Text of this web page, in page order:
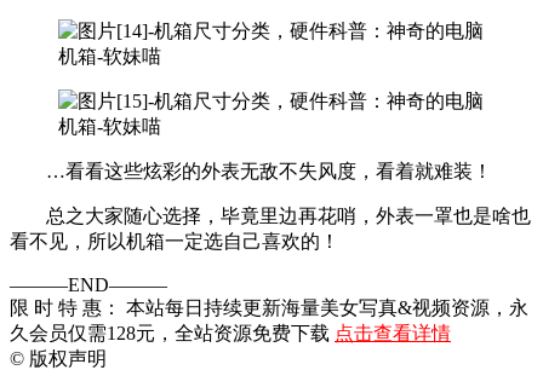
…看看这些炫彩的外表无敌不失风度，看着就难装！
总之大家随心选择，毕竟里边再花哨，外表一罩也是啥也
看不见，所以机箱一定选自己喜欢的！
———END———
限 时 特 惠： 本站每日持续更新海量美女写真&视频资源，永
久会员仅需128元，全站资源免费下载 点击查看详情
© 版权声明